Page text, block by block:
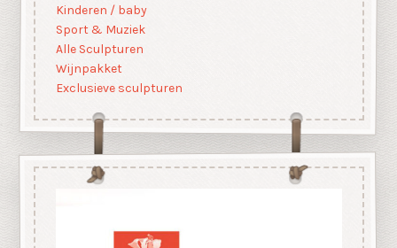
Kinderen / baby
Sport & Muziek
Alle Sculpturen
Wijnpakket
Exclusieve sculpturen